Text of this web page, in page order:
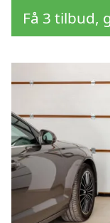
Få 3 tilbud,